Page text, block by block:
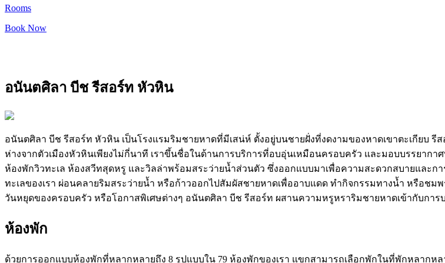
Rooms
Book Now
อนันตศิลา บีช รีสอร์ท หัวหิน
อนันตศิลา บีช รีสอร์ท หัวหิน เป็นโรงแรมริมชายหาดที่มีเสน่ห์ ตั้งอยู่บนชายฝั่งที่งดงามของหาดเขาตะเกียบ รี
ห่างจากตัวเมืองหัวหินเพียงไม่กี่นาที เราขึ้นชื่อในด้านการบริการที่อบอุ่นเหมือนครอบครัว และมอบบรรยาก
ห้องพักวิวทะเล ห้องสวีทสุดหรู และวิลล่าพร้อมสระว่ายน้ำส่วนตัว ซึ่งออกแบบมาเพื่อความสะดวกสบายและ
ทะเลของเรา ผ่อนคลายริมสระว่ายน้ำ หรือก้าวออกไปสัมผัสชายหาดเพื่ออาบแดด ทำกิจกรรมทางน้ำ หรือ
วันหยุดของครอบครัว หรือโอกาสพิเศษต่างๆ อนันตศิลา บีช รีสอร์ท ผสานความหรูหราริมชายหาดเข้ากับกา
ห้องพัก
ด้วยการออกแบบห้องพักที่หลากหลายถึง 8 รูปแบบใน 79 ห้องพักของเรา แขกสามารถเลือกพักในที่พักหลากห